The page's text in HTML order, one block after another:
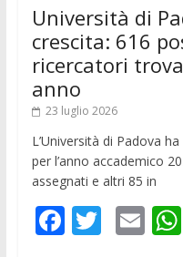
Università di
crescita: 616
ricercatori
anno
23 luglio 2026
L’Università di Padova
per l’anno accademico
assegnati e altri 85 in
F T E